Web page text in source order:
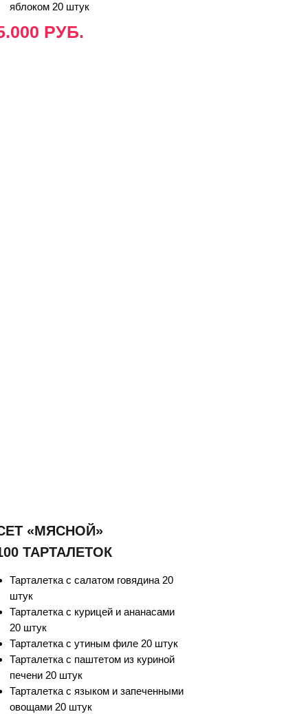
яблоком 20 штук
РУБ.
«МЯСНОЙ»
ТАРТАЛЕТОК
Тарталетка с салатом говядина 20
штук
Тарталетка с курицей и ананасами
20 штук
Тарталетка с утиным филе 20 штук
Тарталетка с паштетом из куриной
печени 20 штук
Тарталетка с языком и запеченными
овощами 20 штук